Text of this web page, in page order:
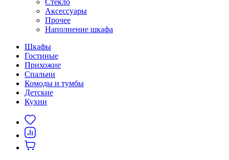
Стекло
Аксессуары
Прочее
Наполнение шкафа
Шкафы
Гостиные
Прихожие
Спальни
Комоды и тумбы
Детские
Кухни